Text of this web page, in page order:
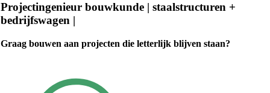
Projectingenieur bouwkunde | staalstructuren +
bedrijfswagen |
Graag bouwen aan projecten die letterlijk blijven staan?